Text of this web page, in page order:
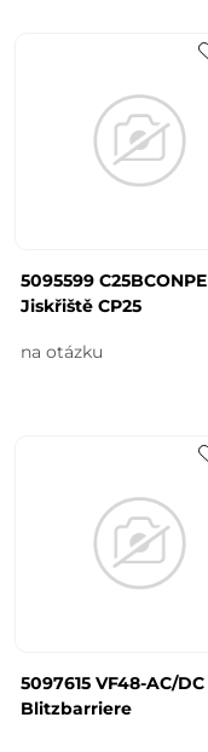
5095599 C25BCONPE
Jiskřiště CP25
na otázku
5097615 VF48-AC/DC
Blitzbarriere